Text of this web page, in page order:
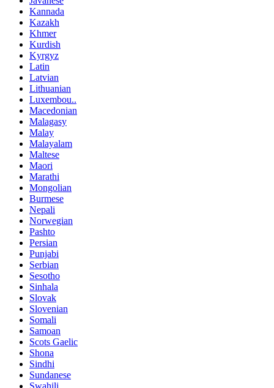
Kannada
Kazakh
Khmer
Kurdish
Kyrgyz
Latin
Latvian
Lithuanian
Luxembou..
Macedonian
Malagasy
Malay
Malayalam
Maltese
Maori
Marathi
Mongolian
Burmese
Nepali
Norwegian
Pashto
Persian
Punjabi
Serbian
Sesotho
Sinhala
Slovak
Slovenian
Somali
Samoan
Scots Gaelic
Shona
Sindhi
Sundanese
Swahili